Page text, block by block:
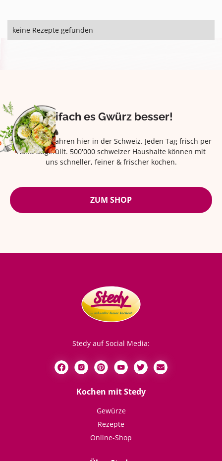
keine Rezepte gefunden
Eifach es Gwürz besser!
Seit über 42 Jahren hier in der Schweiz. Jeden Tag frisch per
Hand abgefüllt. 500'000 schweizer Haushalte können mit
uns schneller, feiner & frischer kochen.
ZUM SHOP
Stedy auf Social Media:
Kochen mit Stedy
Gewürze
Rezepte
Online-Shop